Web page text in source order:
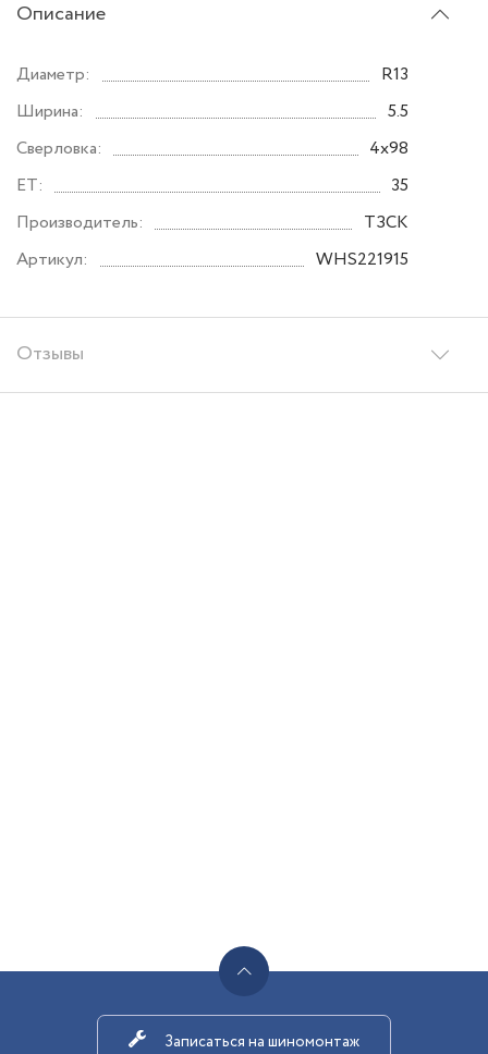
Описание
Отзывы
Диаметр:
R13
Ширина:
5.5
Сверловка:
4x98
ET:
35
Производитель:
ТЗСК
Артикул:
WHS221915
Записаться на шиномонтаж